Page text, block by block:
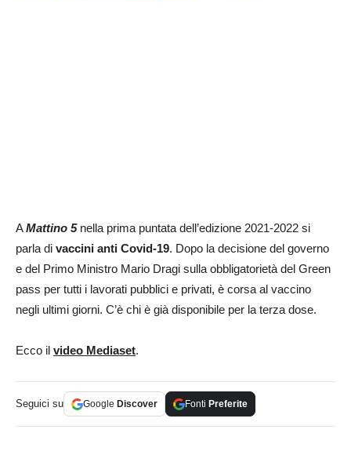
AMattino 5nella prima puntata dell’edizione 2021-2022 si
parla di vaccini anti Covid-19. Dopo la decisione del governo
e del Primo Ministro Mario Dragi sulla obbligatorietà del Green
pass per tutti i lavorati pubblici e privati, è corsa al vaccino
negli ultimi giorni. C’è chi è già disponibile per la terza dose.
Ecco il video Mediaset.
Seguici su Google Discover Fonti Preferite